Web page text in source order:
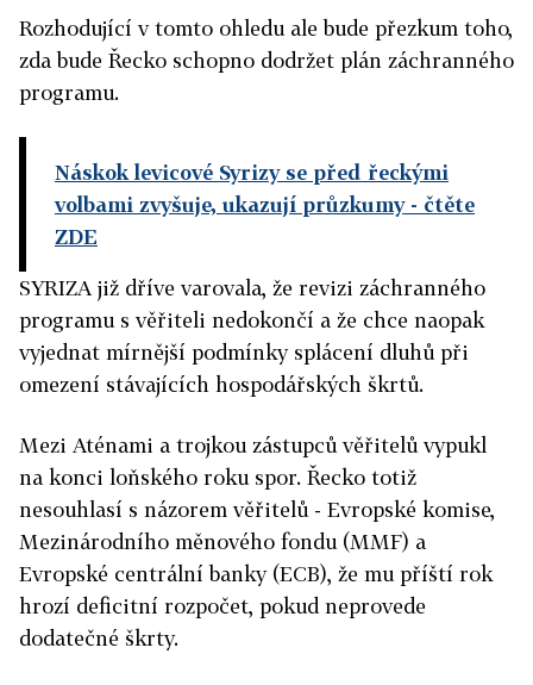
Rozhodující v tomto ohledu ale bude přezkum toho,
zda bude Řecko schopno dodržet plán záchranného
programu.
Náskok levicové Syrizy se před řeckými
volbami zvyšuje, ukazují průzkumy- čtěte
ZDE
SYRIZA již dříve varovala, že revizi záchranného
programu s věřiteli nedokončí a že chce naopak
vyjednat mírnější podmínky splácení dluhů při
omezení stávajících hospodářských škrtů.
Mezi Aténami a trojkou zástupců věřitelů vypukl
na konci loňského roku spor. Řecko totiž
nesouhlasí s názorem věřitelů - Evropské komise,
Mezinárodního měnového fondu (MMF) a
Evropské centrální banky (ECB), že mu příští rok
hrozí deficitní rozpočet, pokud neprovede
dodatečné škrty.